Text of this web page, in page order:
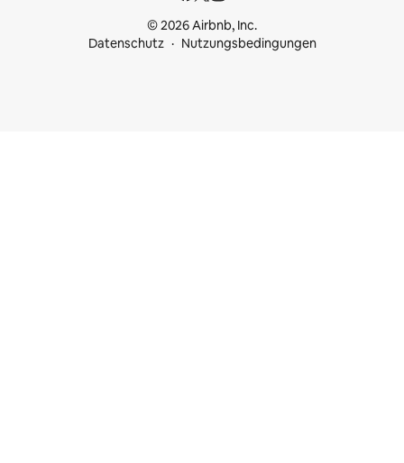
© 2026 Airbnb, Inc.
Datenschutz
Nutzungsbedingungen